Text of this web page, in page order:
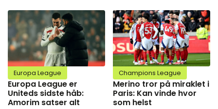
Europa League
Europa League er
Uniteds sidste håb:
Amorim satser alt
Champions League
Merino tror på miraklet i
Paris: Kan vinde hvor
som helst